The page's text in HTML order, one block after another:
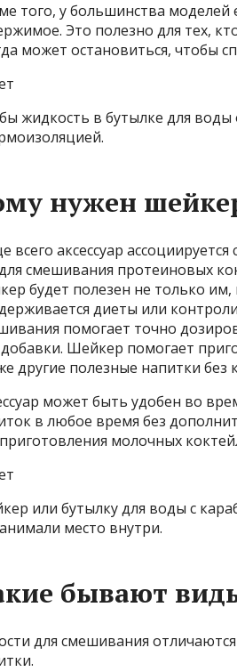
того, у большинства
Это полезно для тех,
может остановиться, чтобы
жидкость в бутылке для
нужен
всего аксессуар
смешивания протеиновых
будет полезен не только
диеты или
помогает точно
Шейкер помогает
другие полезные напитки без
может быть удобен во
в любое время без
молочных
или бутылку для воды с
место внутри.
бывают
для смешивания